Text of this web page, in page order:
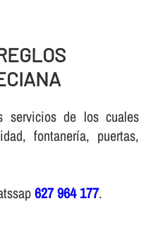
servicios de los cuales
fontanería, puertas,
627 964 177.